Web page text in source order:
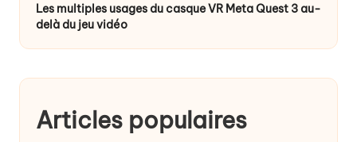
Les multiples usages du casque VR Meta Quest 3 au-
delà du jeu vidéo
Articles populaires